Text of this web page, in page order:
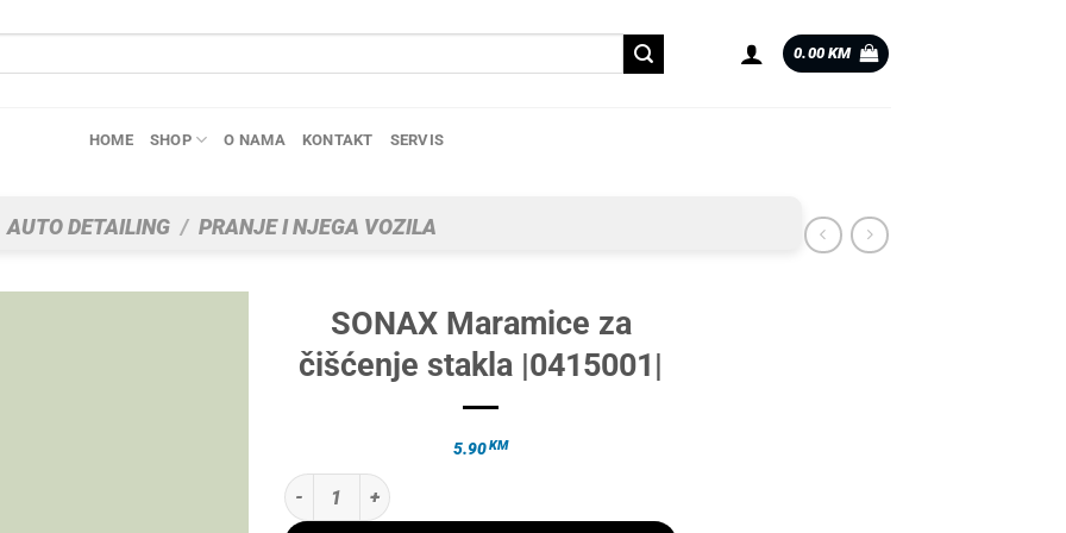
0.00 KM
HOME SHOP O NAMA KONTAKT SERVIS
AUTO DETAILING / PRANJE I NJEGA VOZILA
SONAX Maramice za
čišćenje stakla |0415001|
5.90KM
SONAX Maramice za čišćenje stakla |0415001| količina